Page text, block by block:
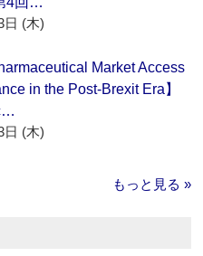
日 (木)
Market Access
in the Post-Brexit Era】
日 (木)
もっと見る »